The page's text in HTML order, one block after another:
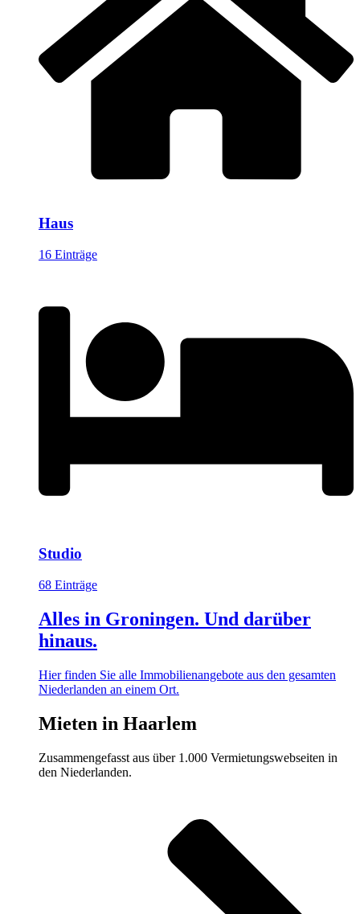
Haus
16 Einträge
Studio
68 Einträge
Alles in Groningen. Und darüber
hinaus.
Hier finden Sie alle Immobilienangebote aus den gesamten
Niederlanden an einem Ort.
Mieten in Haarlem
Zusammengefasst aus über 1.000 Vermietungswebseiten in
den Niederlanden.